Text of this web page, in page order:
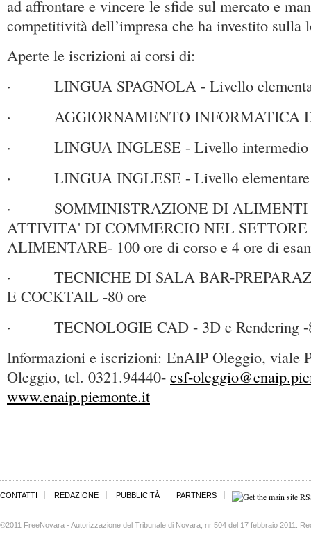
ad affrontare e vincere le sfide sul mercato e
competitività dell’impresa che ha investito sulla
Aperte le iscrizioni ai corsi di:
· LINGUA SPAGNOLA - Livello
· AGGIORNAMENTO INFORMATICA
· LINGUA INGLESE - Livello intermedio
· LINGUA INGLESE - Livello elementare
· SOMMINISTRAZIONE DI ALIMENTI
ATTIVITA' DI COMMERCIO NEL
ALIMENTARE- 100 ore di corso e 4 ore di
· TECNICHE DI SALA BAR-
E COCKTAIL -80 ore
· TECNOLOGIE CAD - 3D e Rendering -
Informazioni e iscrizioni: EnAIP Oleggio, viale
Oleggio, tel. 0321.94440- csf-
www.enaip.piemonte.it
CONTATTI REDAZIONE PUBBLICITÀ PARTNERS
©2011 FreeNovara - Autorizzazione del Tribunale di Novara, nr 504 del 17 febbraio 2011.